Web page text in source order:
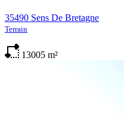
35490 Sens De Bretagne
Terrain
13005 m²